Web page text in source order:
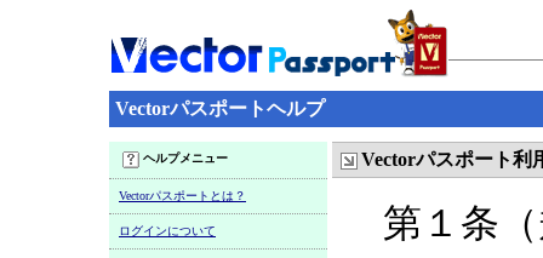
Vectorパスポートヘルプ
ヘルプメニュー
Vectorパスポートとは？
ログインについて
Vectorパスポート利
第１条